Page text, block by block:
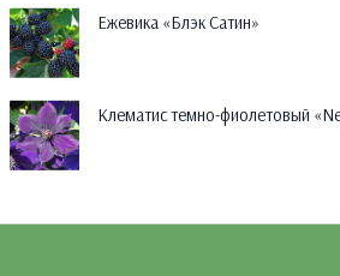
Ежевика «Блэк Сатин»
Клематис темно-фиолетовый